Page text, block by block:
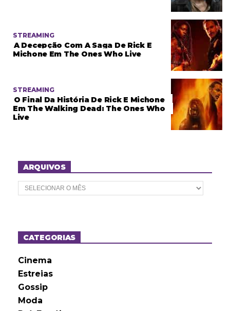
STREAMING
A Decepção Com A Saga De Rick E
Michone Em The Ones Who Live
STREAMING
O Final Da História De Rick E Michone
Em The Walking Dead: The Ones Who
Live
ARQUIVOS
A
r
o
sCATEGORIAS
Cinema
Estreias
Gossip
Moda